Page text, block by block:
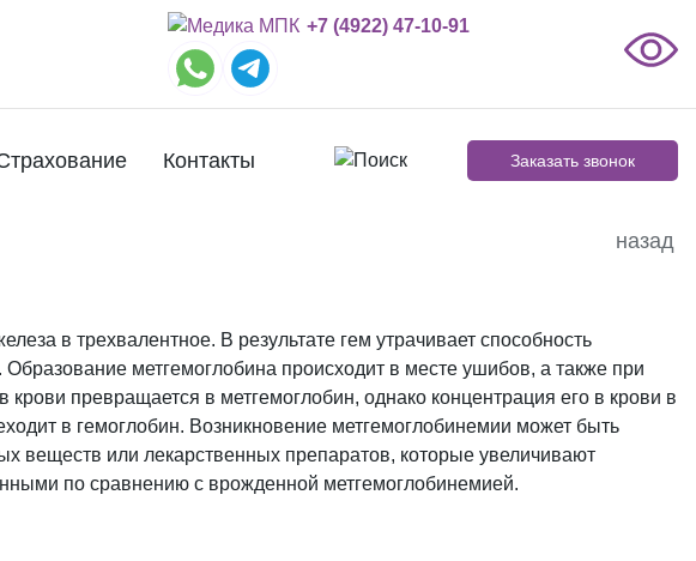
+7 (4922) 47-10-91
Контакты Заказать звонок
назад
в трехвалентное. В результате гем утрачивает способность
метгемоглобина происходит в месте ушибов, а также при
превращается в метгемоглобин, однако концентрация его в крови в
в гемоглобин. Возникновение метгемоглобинемии может быть
веществ или лекарственных препаратов, которые увеличивают
по сравнению с врожденной метгемоглобинемией.